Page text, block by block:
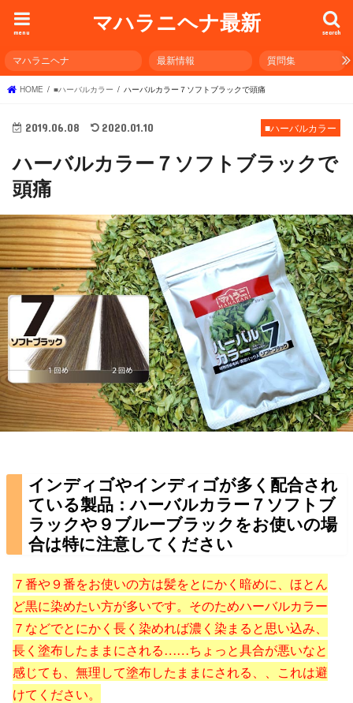
マハラニヘナ最新 search
menu
マハラニヘナ 最新情報 質問集
HOME ■ハーバルカラー ハーバルカラー７ソフトブラックで頭痛
■ハーバルカラー
2019.06.08 2020.01.10
ハーバルカラー７ソフトブラックで
頭痛
インディゴやインディゴが多く配合され
ている製品：ハーバルカラー７ソフトブ
ラックや９ブルーブラックをお使いの場
合は特に注意してください
７番や９番をお使いの方は髪をとにかく暗めに、ほとん
ど黒に染めたい方が多いです。そのためハーバルカラー
７などでとにかく長く染めれば濃く染まると思い込み、
長く塗布したままにされる……ちょっと具合が悪いなと
感じても、無理して塗布したままにされる、、これは避
けてください。